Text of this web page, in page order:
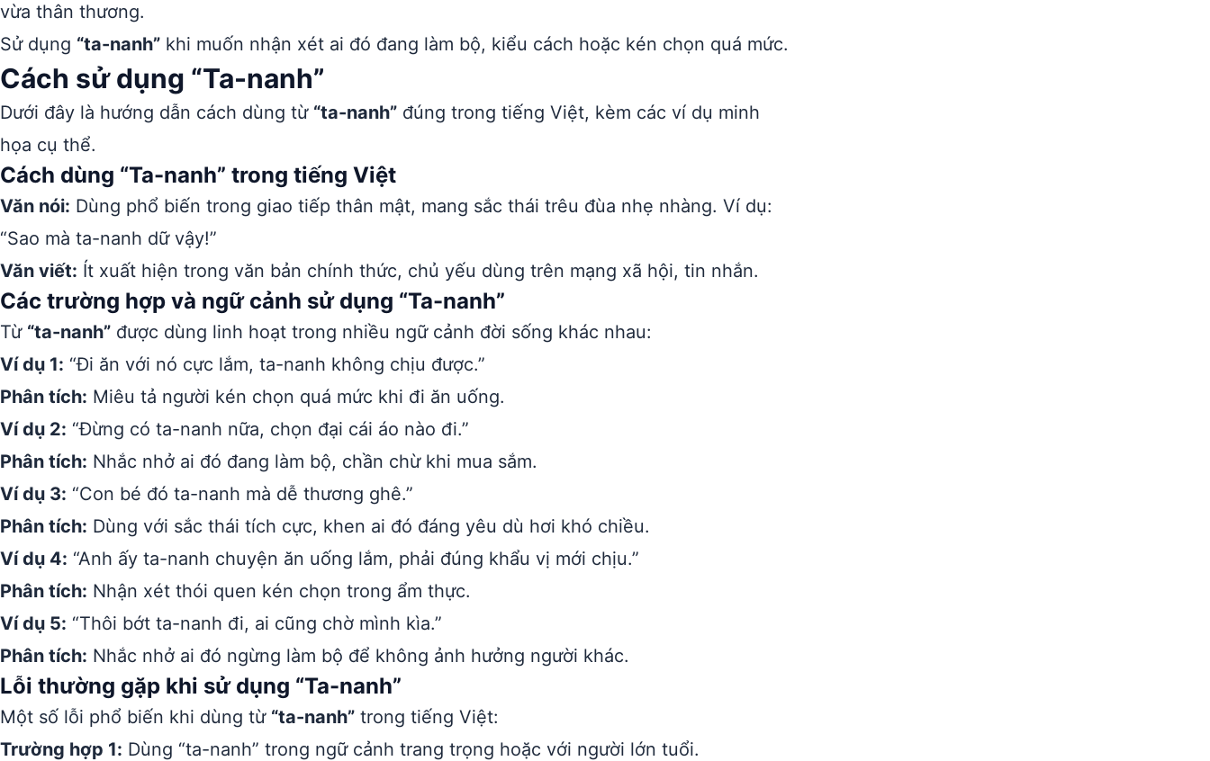
vừa thân thương.
Sử dụng “ta-nanh” khi muốn nhận xét ai đó đang làm bộ, kiểu cách hoặc kén chọn quá mức.
Cách sử dụng “Ta-nanh”
Dưới đây là hướng dẫn cách dùng từ “ta-nanh” đúng trong tiếng Việt, kèm các ví dụ minh
họa cụ thể.
Cách dùng “Ta-nanh” trong tiếng Việt
Văn nói: Dùng phổ biến trong giao tiếp thân mật, mang sắc thái trêu đùa nhẹ nhàng. Ví dụ:
“Sao mà ta-nanh dữ vậy!”
Văn viết: Ít xuất hiện trong văn bản chính thức, chủ yếu dùng trên mạng xã hội, tin nhắn.
Các trường hợp và ngữ cảnh sử dụng “Ta-nanh”
Từ “ta-nanh” được dùng linh hoạt trong nhiều ngữ cảnh đời sống khác nhau:
Ví dụ 1: “Đi ăn với nó cực lắm, ta-nanh không chịu được.”
Phân tích: Miêu tả người kén chọn quá mức khi đi ăn uống.
Ví dụ 2: “Đừng có ta-nanh nữa, chọn đại cái áo nào đi.”
Phân tích: Nhắc nhở ai đó đang làm bộ, chần chừ khi mua sắm.
Ví dụ 3: “Con bé đó ta-nanh mà dễ thương ghê.”
Phân tích: Dùng với sắc thái tích cực, khen ai đó đáng yêu dù hơi khó chiều.
Ví dụ 4: “Anh ấy ta-nanh chuyện ăn uống lắm, phải đúng khẩu vị mới chịu.”
Phân tích: Nhận xét thói quen kén chọn trong ẩm thực.
Ví dụ 5: “Thôi bớt ta-nanh đi, ai cũng chờ mình kìa.”
Phân tích: Nhắc nhở ai đó ngừng làm bộ để không ảnh hưởng người khác.
Lỗi thường gặp khi sử dụng “Ta-nanh”
Một số lỗi phổ biến khi dùng từ “ta-nanh” trong tiếng Việt:
Trường hợp 1: Dùng “ta-nanh” trong ngữ cảnh trang trọng hoặc với người lớn tuổi.